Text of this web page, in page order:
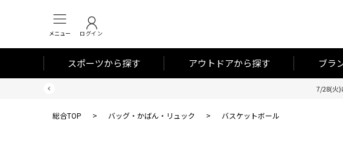
メニュー ログイン
スポーツから探す アウトドアから探す ブラ
7/28(火)
総合TOP > バッグ・かばん・リュック > バスケットボール